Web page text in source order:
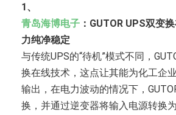
1、
青岛海博电子 ：GUTOR UPS双变
力纯净稳定
与传统UPS的“待机”模式不同，
换在线技术，这点让其能为化工企
输出，在电力波动的情况下，
换，并通过逆变器将输入电源转换